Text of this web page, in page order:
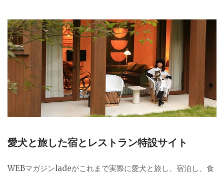
愛犬と旅した宿とレストラン特設サイト
WEBマガジンladeがこれまで実際に愛犬と旅し、宿泊し、食